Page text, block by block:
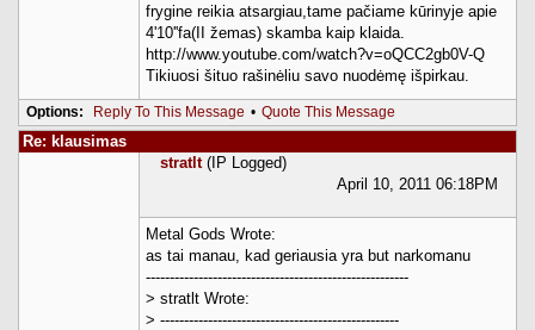
frygine reikia atsargiau,tame pačiame kūrinyje apie
4'10''fa(II žemas) skamba kaip klaida.
http://www.youtube.com/watch?v=oQCC2gb0V-Q
Tikiuosi šituo rašinėliu savo nuodėmę išpirkau.
Options: Reply To This Message • Quote This Message
Re: klausimas
stratlt (IP Logged)
April 10, 2011 06:18PM
Metal Gods Wrote:
as tai manau, kad geriausia yra but narkomanu
-------------------------------------------------------
> stratlt Wrote:
> --------------------------------------------------